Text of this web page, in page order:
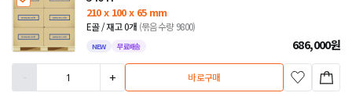
210 x 100 x 65 mm
E골 / 재고 0개 (묶음수량 9800)
NEW 무료배송 686,000원
-
+ 바로구매